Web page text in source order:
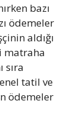
bazı
ödemeler
aldığı
matraha
sıra
tatil ve
ödemeler